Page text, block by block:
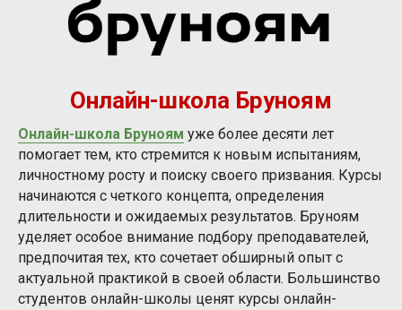
Онлайн-школа Бруноям
Онлайн-школа Бруноям уже более десяти лет
помогает тем, кто стремится к новым испытаниям,
личностному росту и поиску своего призвания. Курсы
начинаются с четкого концепта, определения
длительности и ожидаемых результатов. Бруноям
уделяет особое внимание подбору преподавателей,
предпочитая тех, кто сочетает обширный опыт с
актуальной практикой в своей области. Большинство
студентов онлайн-школы ценят курсы онлайн-